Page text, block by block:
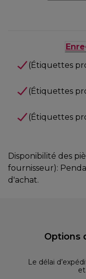
(Étiquettes
(Étiquettes
(Étiquettes
Disponibilité des
fournisseur):
d'achat.
Options
Le délai